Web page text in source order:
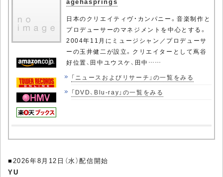
日本のクリエイティヴ・カンパニー。音楽制作と
プロデューサーのマネジメントを中心とする。
2004年11月にミュージシャン／プロデューサ
ーの玉井健二が設立。クリエイターとして蔦谷
好位置、田中ユウスケ、田中……
「ニュースおよびリサーチ」の一覧をみる
「DVD、Blu-ray」の一覧をみる
■2026年8月12日（水）配信開始
YU